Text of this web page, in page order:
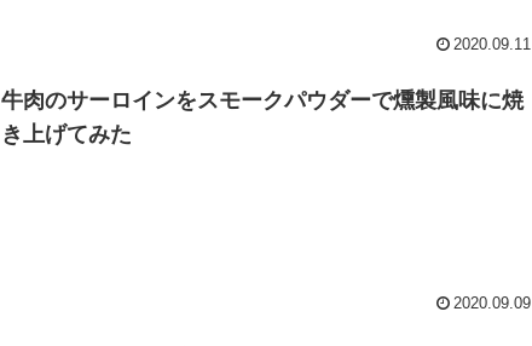
2020.09.11
牛肉のサーロインをスモークパウダーで燻製風味に焼
き上げてみた
2020.09.09